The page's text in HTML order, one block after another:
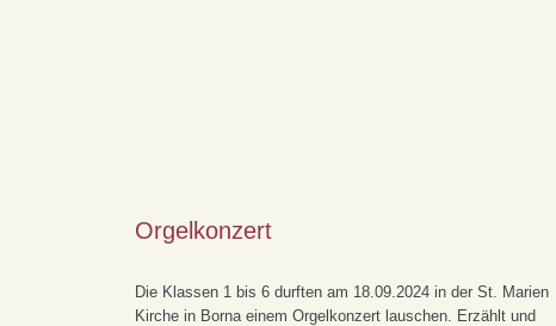
Orgelkonzert
Die Klassen 1 bis 6 durften am 18.09.2024 in der St. Marien
Kirche in Borna einem Orgelkonzert lauschen. Erzählt und